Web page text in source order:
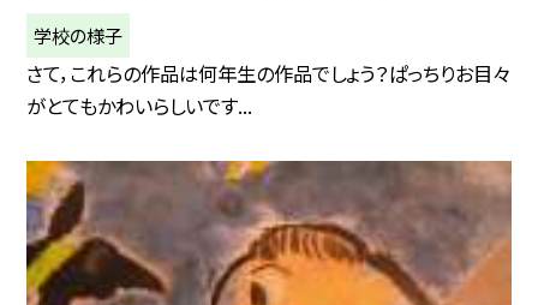
学校の様子
さて，これらの作品は何年生の作品でしょう？ぱっちりお目々
がとてもかわいらしいです...